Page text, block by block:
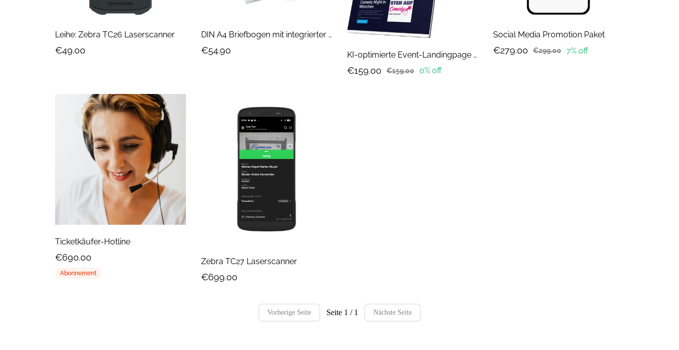
Leihe: Zebra TC26 Laserscanner
€49.00
DIN A4 Briefbogen mit integrierter Klebeklappkarte
€54.90 KI-optimierte Event-Landingpage auf snapticket.de
€159.00 €159.00 0% off
Social Media Promotion Paket
€279.00 €299.00 7% off
Ticketkäufer-Hotline
€690.00
Abonnement
Zebra TC27 Laserscanner
€699.00
Vorherige Seite Seite 1 / 1 Nächste Seite